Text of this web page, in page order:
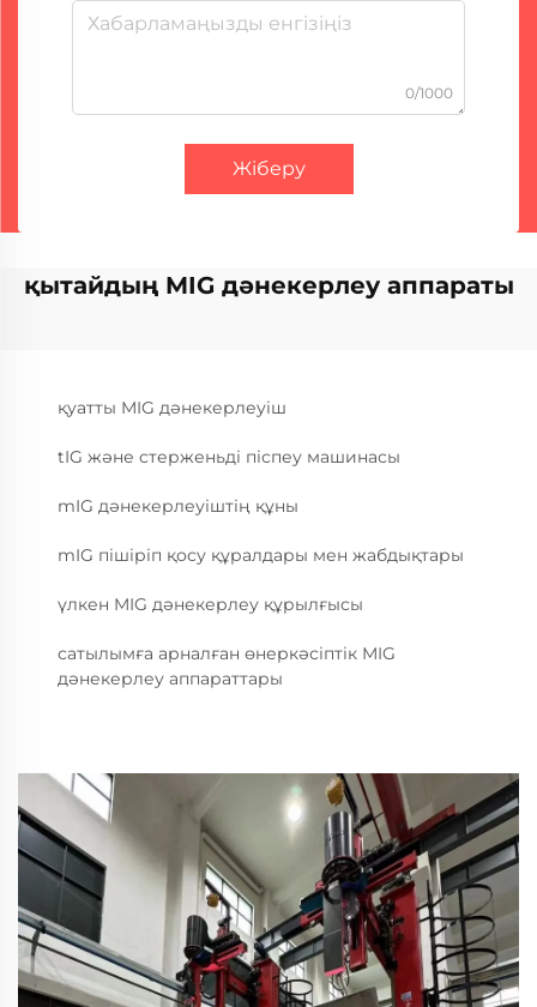
0/1000
Жіберу
қытайдың MIG дәнекерлеу аппараты
қуатты MIG дәнекерлеуіш
tIG және стерженьді піспеу машинасы
mIG дәнекерлеуіштің құны
mIG пішіріп қосу құралдары мен жабдықтары
үлкен MIG дәнекерлеу құрылғысы
сатылымға арналған өнеркәсіптік MIG
дәнекерлеу аппараттары